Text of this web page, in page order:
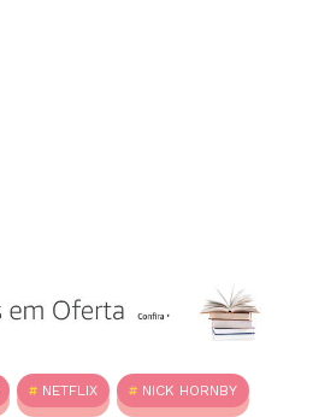
NETFLIX NICK HORNBY